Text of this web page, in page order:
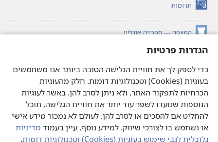
הגדרות פרטיות
כדי לספק לך את חוויית הגלישה הטובה ביותר אנו משתמשים
בעוגיות (Cookies) וטכנולוגיות דומות. חלק מהעוגיות
הכרחיות לתפקוד האתר, ולא ניתן לסרב להן. באשר לעוגיות
הנוספות שנועדו לשפר עוד יותר את חוויית הגלישה, תוכל
להחליט אם להסכים או לסרב להן. לעולם לא נמכור מידע אישי
או נשתמש בו לצורכי שיווק. למידע נוסף, עיין בעמוד מדיניות
גלובלית לגבי שימוש בעוגיות (‏Cookies)‏ וטכנולוגיות דומות
.
תרומות (פותח
חלון
חדש) המצפה — ספרייה אונליין (פותח
חדש) JW Hub
®
חלון
ספריית המצפה